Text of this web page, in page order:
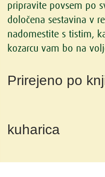
pripravite povsem po
določena sestavina v
nadomestite s tistim,
kozarcu vam bo na
Prirejeno po
kuharica